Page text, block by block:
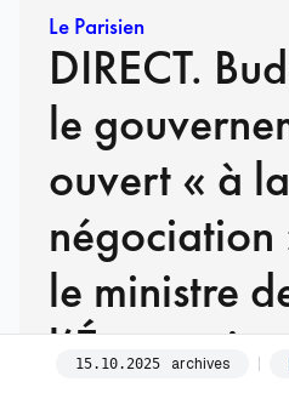
Le Parisien
DIRECT.
le
ouvert « à la
négociation
le ministre
l’Économie
15. 10.2025 archives